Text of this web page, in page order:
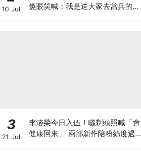
10 Jul
傻眼笑喊：我是送大家去當兵的人
3
21 Jul
李濬榮今日入伍！曬剃頭照喊「會
健康回來」 兩部新作陪粉絲度過軍